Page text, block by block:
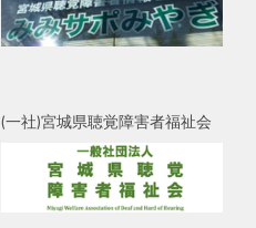
(一社)宮城県聴覚障害者福祉会